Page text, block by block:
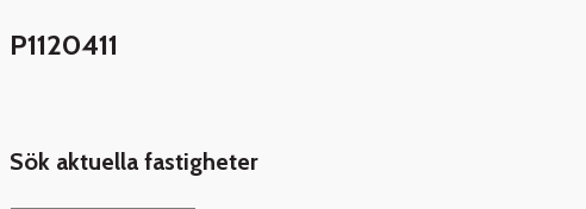
P1120411
Sök aktuella fastigheter